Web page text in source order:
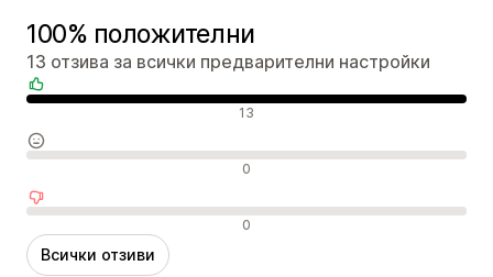
100% положителни
13 отзива за всички предварителни настройки
Положителни отзиви 13
Неутрални отзиви 0
Отрицателни отзиви 0
Всички отзиви